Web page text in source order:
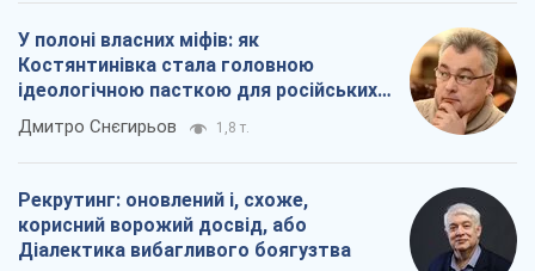
У полоні власних міфів: як
Костянтинівка стала головною
ідеологічною пасткою для російських
окупантів
Дмитро Снєгирьов 1,8 т.
Рекрутинг: оновлений і, схоже,
корисний ворожий досвід, або
Діалектика вибагливого боягузтва